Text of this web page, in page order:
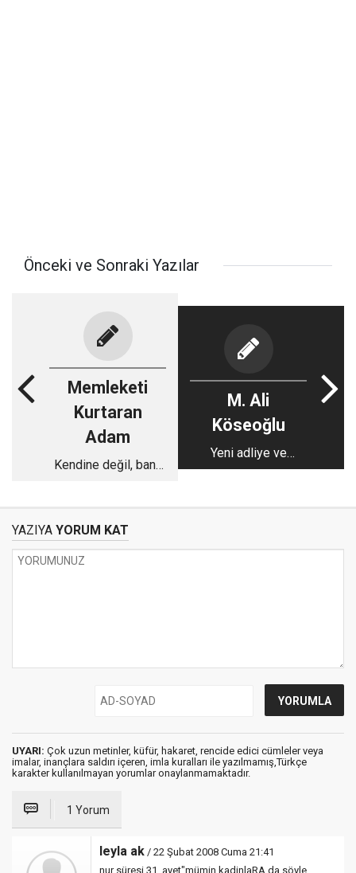
Önceki ve Sonraki Yazılar
Memleketi
Kurtaran
Adam
Kendine değil, bana
M. Ali
Köseoğlu
Yeni adliye ve
geçecek sıkıntılar...
YAZIYA YORUM KAT
UYARI: Çok uzun metinler, küfür, hakaret, rencide edici cümleler veya
imalar, inançlara saldırı içeren, imla kuralları ile yazılmamış,Türkçe
karakter kullanılmayan yorumlar onaylanmamaktadır.
1 Yorum
leyla ak / 22 Şubat 2008 Cuma 21:41
nur süresi 31. ayet"mümin kadinlaRA da söyle